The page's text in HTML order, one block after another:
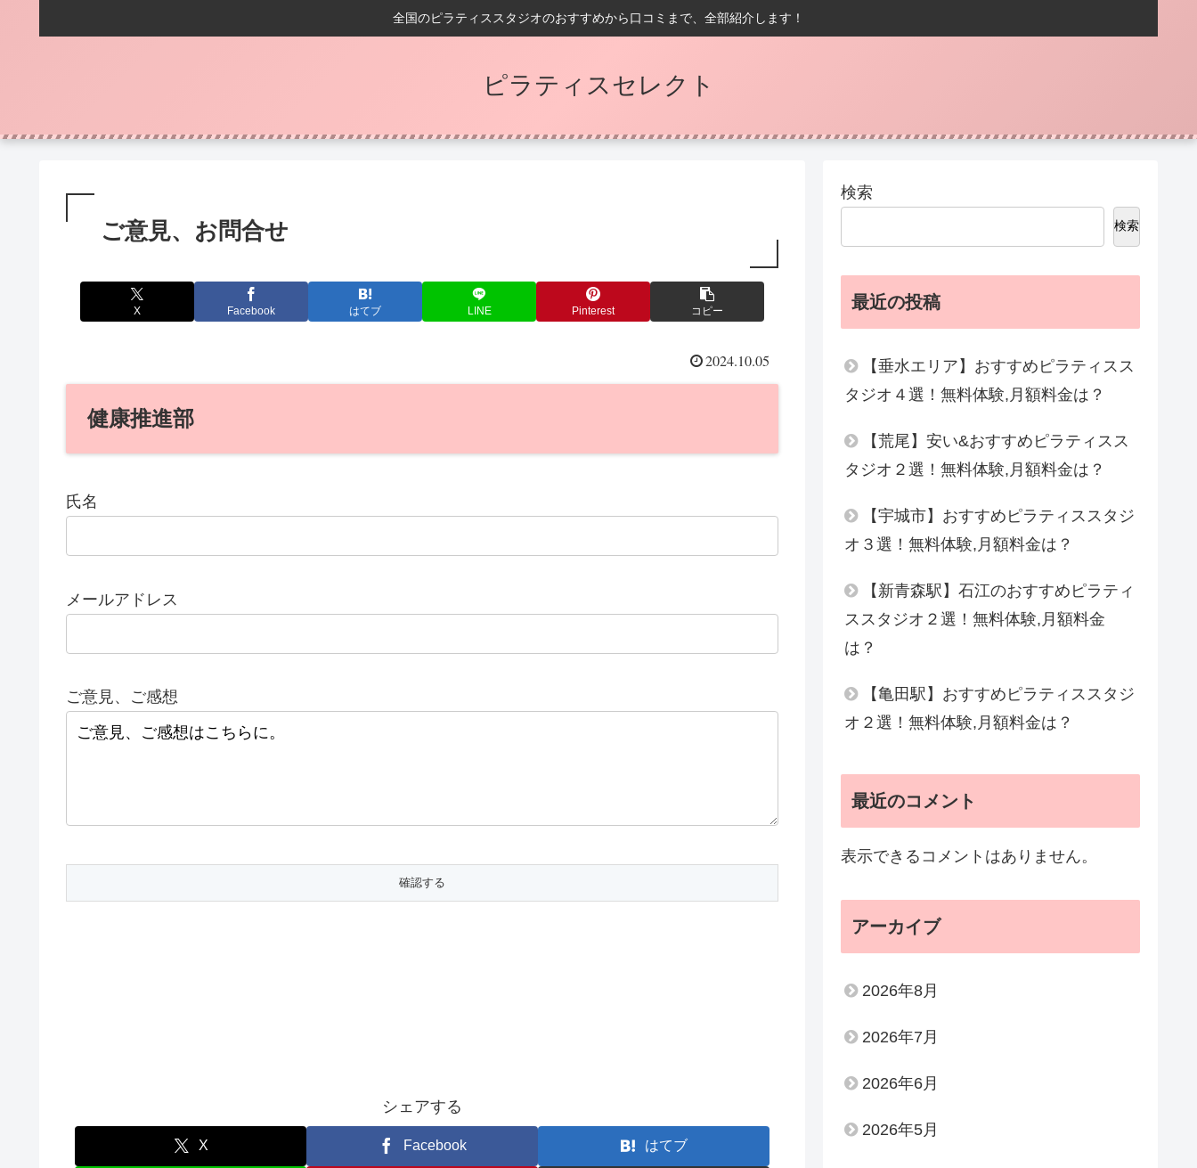
全国のピラティススタジオのおすすめから口コミまで、全部紹介します！
ピラティスセレクト
ご意見、お問合せ
X Facebook はてブ LINE Pinterest コピー
2024.10.05
健康推進部
氏名
メールアドレス
ご意見、ご感想
シェアする
X Facebook はてブ
検索
検索
最近の投稿
【垂水エリア】おすすめピラティスス
タジオ４選！無料体験,月額料金は？
【荒尾】安い&おすすめピラティスス
タジオ２選！無料体験,月額料金は？
【宇城市】おすすめピラティススタジ
オ３選！無料体験,月額料金は？
【新青森駅】石江のおすすめピラティ
ススタジオ２選！無料体験,月額料金
は？
【亀田駅】おすすめピラティススタジ
オ２選！無料体験,月額料金は？
最近のコメント
表示できるコメントはありません。
アーカイブ
2026年8月
2026年7月
2026年6月
2026年5月